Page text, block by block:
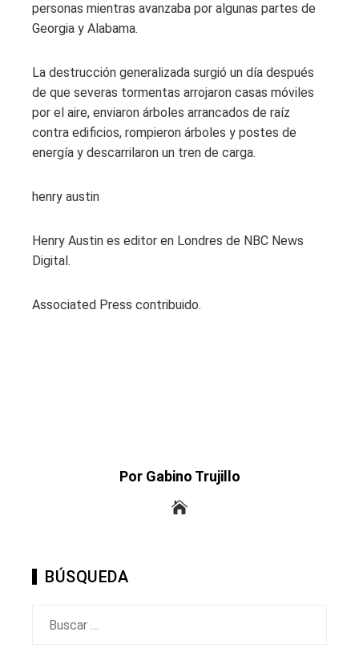
personas mientras avanzaba por algunas partes de
Georgia y Alabama.
La destrucción generalizada surgió un día después
de que severas tormentas arrojaron casas móviles
por el aire, enviaron árboles arrancados de raíz
contra edificios, rompieron árboles y postes de
energía y descarrilaron un tren de carga.
henry austin
Henry Austin es editor en Londres de NBC News
Digital.
Associated Press contribuido.
Por Gabino Trujillo
BÚSQUEDA